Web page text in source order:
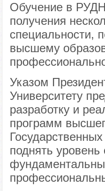
Обучение в
получения
специальности,
высшему
Указом
Университету
разработку и
программ
поднять уровень